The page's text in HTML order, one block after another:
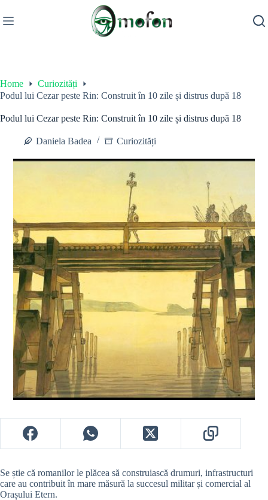
to
content
Home
Curiozități
Podul lui Cezar peste Rin: Construit în 10 zile și distrus după 18
Podul lui Cezar peste Rin: Construit în 10 zile și distrus după 18
Daniela Badea Curiozități
Se știe că romanilor le plăcea să construiască drumuri, infrastructuri
care au contribuit în mare măsură la succesul militar și comercial al
Orașului Etern.